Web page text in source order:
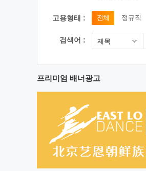
고용형태 : 전체 정규직
검색어 : 제목
프리미엄 배너광고